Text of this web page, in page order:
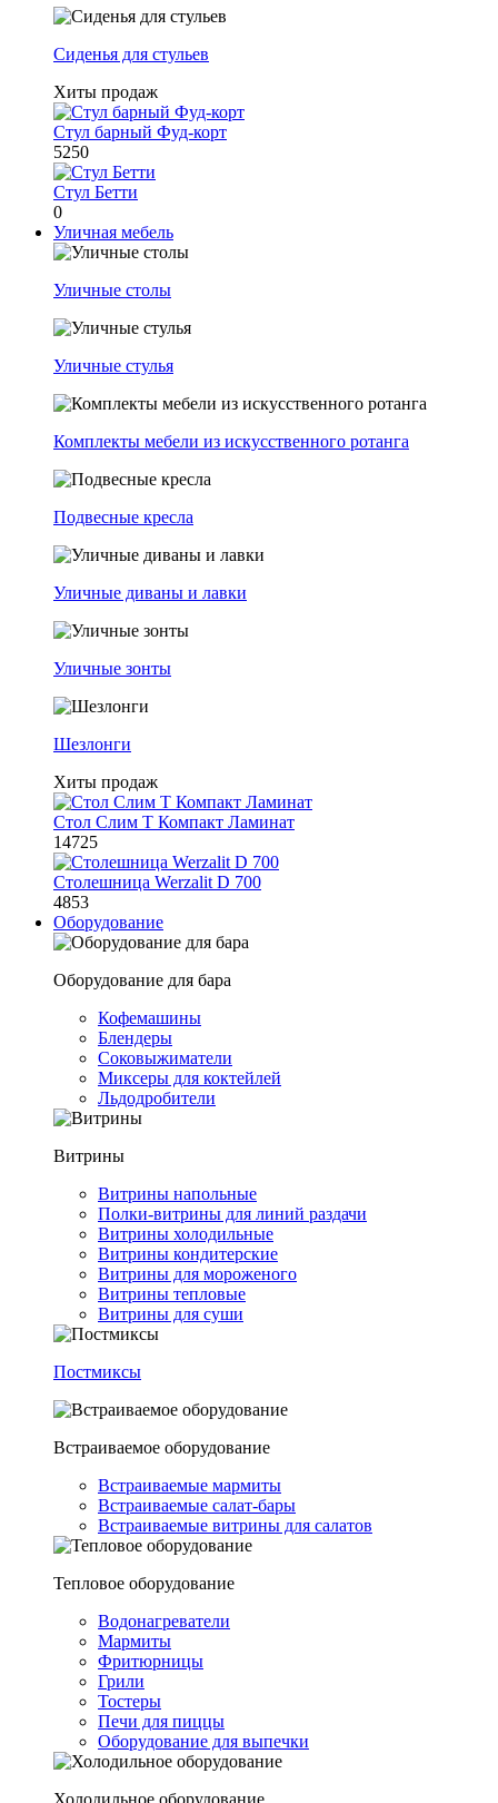
Сиденья для стульев
Хиты продаж
Стул барный Фуд-корт
5250
Стул Бетти
0
Уличная мебель
Уличные столы
Уличные стулья
Комплекты мебели из искусственного ротанга
Подвесные кресла
Уличные диваны и лавки
Уличные зонты
Шезлонги
Хиты продаж
Стол Слим Т Компакт Ламинат
14725
Столешница Werzalit D 700
4853
Оборудование
Оборудование для бара
Кофемашины
Блендеры
Соковыжиматели
Миксеры для коктейлей
Льдодробители
Витрины
Витрины напольные
Полки-витрины для линий раздачи
Витрины холодильные
Витрины кондитерские
Витрины для мороженого
Витрины тепловые
Витрины для суши
Постмиксы
Встраиваемое оборудование
Встраиваемые мармиты
Встраиваемые салат-бары
Встраиваемые витрины для салатов
Тепловое оборудование
Водонагреватели
Мармиты
Фритюрницы
Грили
Тостеры
Печи для пиццы
Оборудование для выпечки
Холодильное оборудование